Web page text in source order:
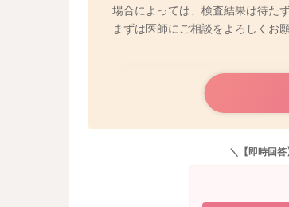
場合によっては、検査結果は待た
まずは医師にご相談をよろしくお
＼【即時回